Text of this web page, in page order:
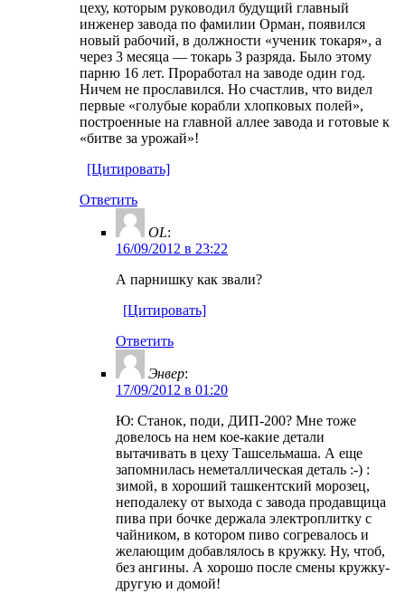
цеху, которым руководил будущий главный
инженер завода по фамилии Орман, появился
новый рабочий, в должности «ученик токаря», а
через 3 месяца — токарь 3 разряда. Было этому
парню 16 лет. Проработал на заводе один год.
Ничем не прославился. Но счастлив, что видел
первые «голубые корабли хлопковых полей»,
построенные на главной аллее завода и готовые к
«битве за урожай»!
[Цитировать]
Ответить
OL:
16/09/2012 в 23:22
А парнишку как звали?
[Цитировать]
Ответить
Энвер:
17/09/2012 в 01:20
Ю: Станок, поди, ДИП-200? Мне тоже
довелось на нем кое-какие детали
вытачивать в цеху Ташсельмаша. А еще
запомнилась неметаллическая деталь :-) :
зимой, в хороший ташкентский морозец,
неподалеку от выхода с завода продавщица
пива при бочке держала электроплитку с
чайником, в котором пиво согревалось и
желающим добавлялось в кружку. Ну, чтоб,
без ангины. А хорошо после смены кружку-
другую и домой!